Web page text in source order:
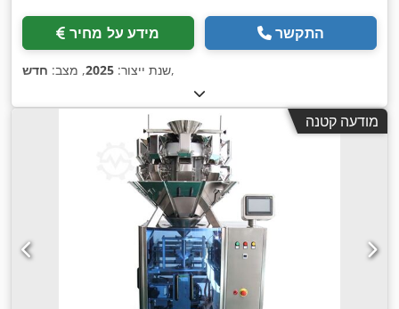
מידע על מחיר התקשר
שנת ייצור: 2025, מצב: חדש ,
מודעה קטנה